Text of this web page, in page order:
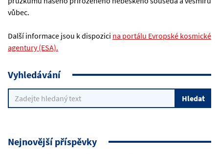
vůbec.
Další informace jsou k dispozici na portálu Evropské kosmické
agentury (ESA).
Vyhledávání
Nejnovější příspěvky